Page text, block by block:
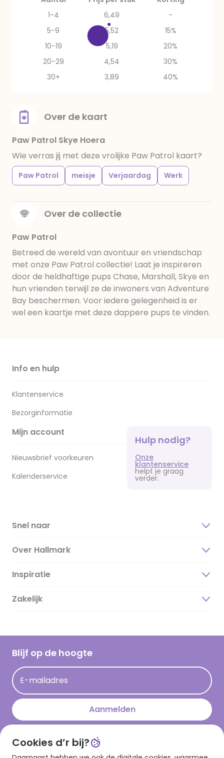
1-4
6,49
-
5-9
5,52
15%
10-19
5,19
20%
20-29
4,54
30%
30+
3,89 40%
Over de kaart
Paw Patrol Skye Hoera
Wie verras jij met deze vrolijke Paw Patrol kaart?
Paw Patrol meisje Verjaardag Werk
Over de collectie
Paw Patrol
Betreed de wereld van avontuur en vriendschap
met onze Paw Patrol collectie! Laat je inspireren
door de heldhaftige pups Chase, Marshall, Skye en
hun vrienden terwijl ze de inwoners van Adventure
Bay beschermen. Voor iedere gelegenheid is er
wel een kaartje met deze dappere pups te vinden.
Info en hulp
Klantenservice
Bezorginformatie
Mijn account
Nieuwsbrief voorkeuren
Kalenderservice
Hulp nodig?
Onze
klantenservice
helpt je graag
verder.
Snel naar
Over Hallmark
Over ons
Duurzaamheid
Hallmark Kaartclub
Acties
Persberichten
Hallmark en Kinderpostzegels
Inspiratie
Magazine
Cadeau inspiratie
Kaartinspiratie
Zakelijk
Blijf op de hoogte
E-mailadres
Aanmelden
Download onze app
Cookies d’r bij?